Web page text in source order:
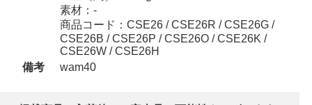
素材：-
商品コード：CSE26 / CSE26R / CSE26G /
CSE26B / CSE26P / CSE26O / CSE26K /
CSE26W / CSE26H
備考
wam40